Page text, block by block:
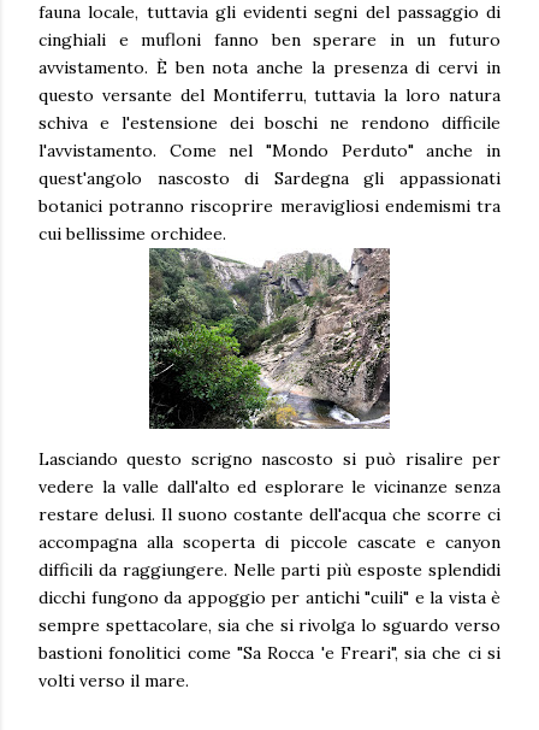
fauna locale, tuttavia gli evidenti segni del passaggio di
cinghiali e mufloni fanno ben sperare in un futuro
avvistamento. È ben nota anche la presenza di cervi in
questo versante del Montiferru, tuttavia la loro natura
schiva e l'estensione dei boschi ne rendono difficile
l'avvistamento. Come nel "Mondo Perduto" anche in
quest'angolo nascosto di Sardegna gli appassionati
botanici potranno riscoprire meravigliosi endemismi tra
cui bellissime orchidee.
Lasciando questo scrigno nascosto si può risalire per
vedere la valle dall'alto ed esplorare le vicinanze senza
restare delusi. Il suono costante dell'acqua che scorre ci
accompagna alla scoperta di piccole cascate e canyon
difficili da raggiungere. Nelle parti più esposte splendidi
dicchi fungono da appoggio per antichi "cuili" e la vista è
sempre spettacolare, sia che si rivolga lo sguardo verso
bastioni fonolitici come "Sa Rocca 'e Freari", sia che ci si
volti verso il mare.